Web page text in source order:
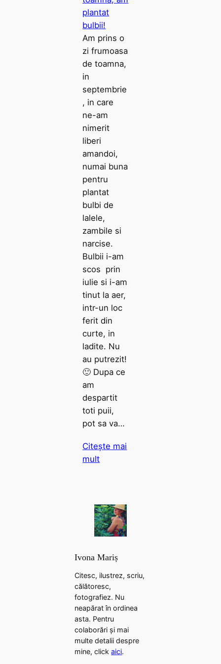
Am prins o
zi frumoasa
de toamna,
in
septembrie
, in care
ne-am
nimerit
liberi
amandoi,
numai buna
pentru
plantat
bulbi de
lalele,
zambile si
narcise.
Bulbii i-am
scos prin
iulie si i-am
tinut la aer,
intr-un loc
ferit din
curte, in
ladite. Nu
au putrezit!
🙂 Dupa ce
am
despartit
toti puii,
pot sa va…
Citește mai
mult
Ivona Mariș
Citesc, ilustrez, scriu,
călătoresc,
fotografiez. Nu
neapărat în ordinea
asta. Pentru
colaborări și mai
multe detalii despre
mine, clickaici.